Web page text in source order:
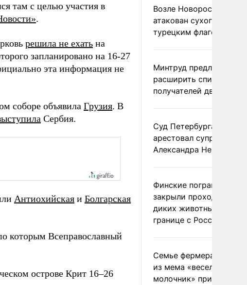
там с целью участия в
.
решила не ехать на
запланировано на 16-27
эта информация не
соборе объявила Грузия. В
Сербия.
Антиохийская и Болгарская
которым Всеправославный
острове Крит 16–26
Возле Новороссийска
атакован сухогруз под
турецким флагом
Минтруд предложил
расширить список
получателей двух
Суд Петербурга заочно
арестовал супругу
Александра Невзорова
Финские пограничники
закрыли проходы для
диких животных на
границе с Россией
Семье фермера
из мема «веселый
молочник» пригрозили